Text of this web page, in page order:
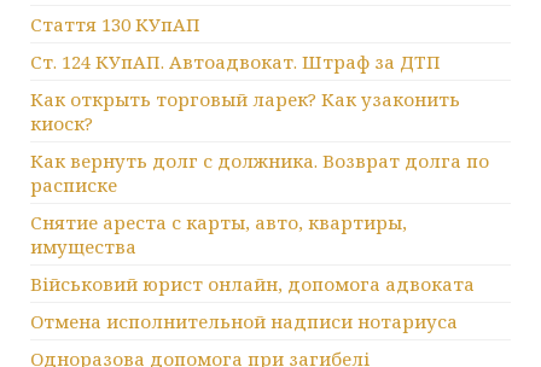
Стаття 130 КУпАП
Ст. 124 КУпАП. Автоадвокат. Штраф за ДТП
Как открыть торговый ларек? Как узаконить
киоск?
Как вернуть долг с должника. Возврат долга по
расписке
Снятие ареста с карты, авто, квартиры,
имущества
Військовий юрист онлайн, допомога адвоката
Отмена исполнительной надписи нотариуса
Одноразова допомога при загибелі